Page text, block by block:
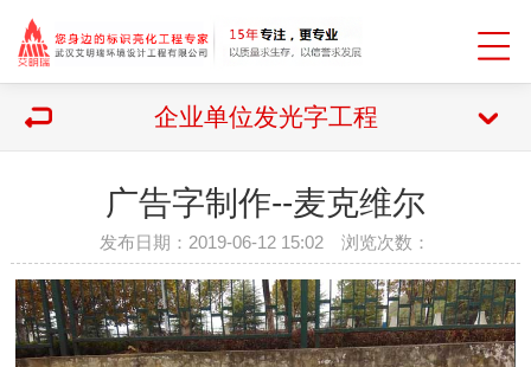
企业单位发光字工程
广告字制作--麦克维尔
发布日期：2019-06-12 15:02 浏览次数：